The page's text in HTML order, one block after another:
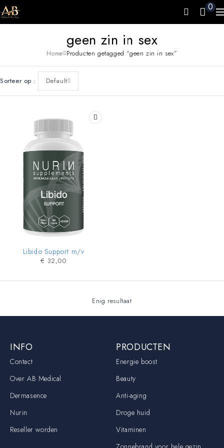
0
geen zin in sex
Home Producten getagged “geen zin in sex”
Sorteer op Default
Libido Support m/v
€ 32,00
Enig resultaat
INFO
Contact
Over AB Medical
Dermasence
Nurin
Reseller worden
PRODUCTEN
Energie boost
Beauty
Anti-aging
Droge huid
Vitaminen